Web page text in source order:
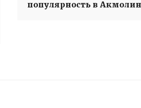
популярность в